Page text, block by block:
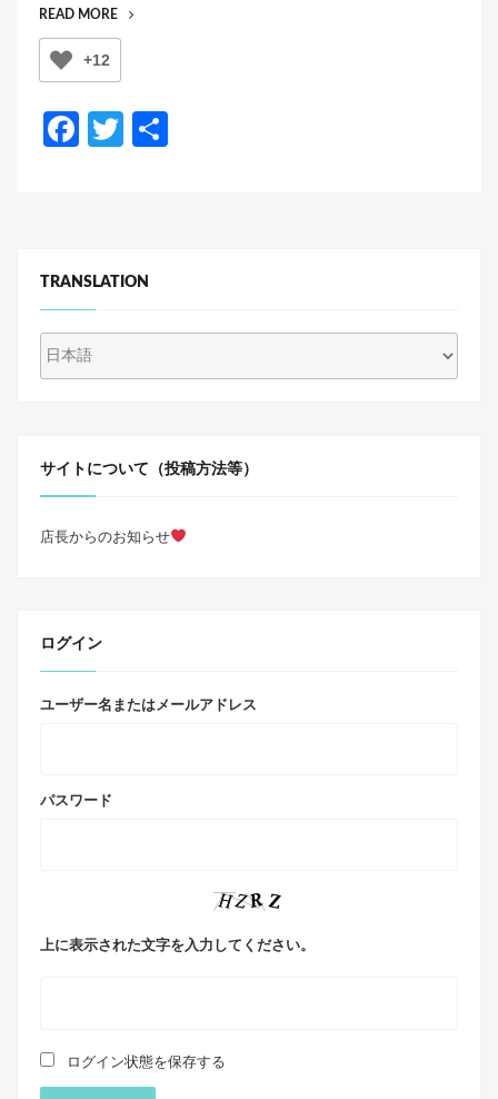
READ MORE
“現
ラ
イ
ス
ム”
+12
F
b
o
o
k
T
TRANSLATION
サイトについて（投稿方法等）
店長からのお知らせ
ログイン
ユーザー名またはメールアドレス
パスワード
上に表示された文字を入力してください。
ログイン状態を保存する